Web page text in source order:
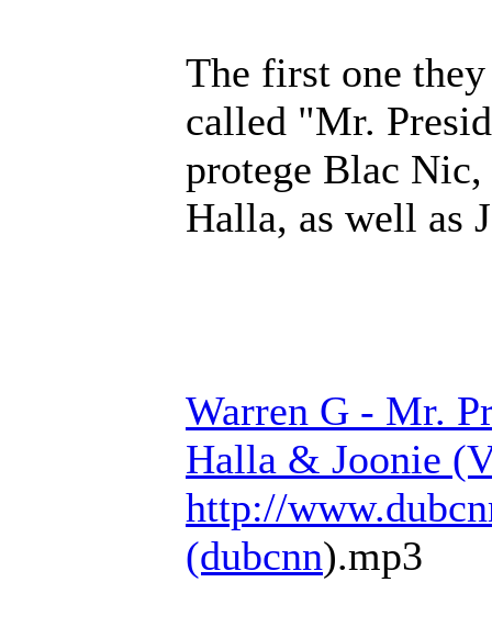
The first one
called "Mr.
protege Blac
Halla, as well as
Warren G - Mr.
Halla & Joonie
http://
(dubcnn).mp3